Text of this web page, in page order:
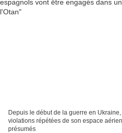
Depuis le début de la guerre en
violations répétées de son espace
présumés